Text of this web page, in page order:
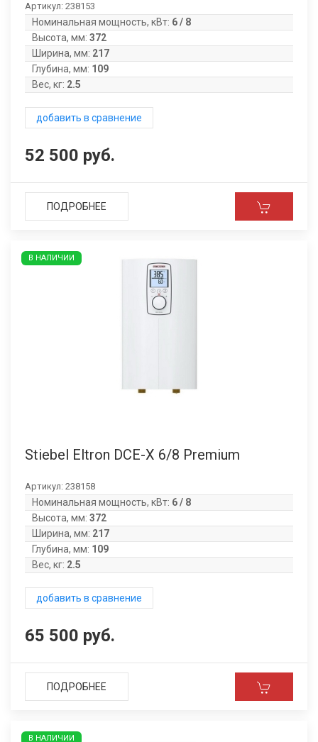
Артикул: 238153
Номинальная мощность, кВт: 6 / 8
Высота, мм: 372
Ширина, мм: 217
Глубина, мм: 109
Вес, кг: 2.5
добавить в сравнение
52 500 руб.
ПОДРОБНЕЕ
Stiebel Eltron DCE-X 6/8 Premium
Артикул: 238158
Номинальная мощность, кВт: 6 / 8
Высота, мм: 372
Ширина, мм: 217
Глубина, мм: 109
Вес, кг: 2.5
добавить в сравнение
65 500 руб.
В НАЛИЧИИ
ПОДРОБНЕЕ
В НАЛИЧИИ